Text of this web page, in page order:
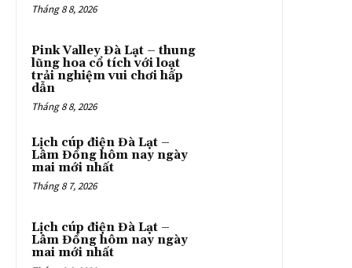
Tháng 8 8, 2026
Pink Valley Đà Lạt – thung
lũng hoa cổ tích với loạt
trải nghiệm vui chơi hấp
dẫn
Tháng 8 8, 2026
Lịch cúp điện Đà Lạt –
Lâm Đồng hôm nay ngày
mai mới nhất
Tháng 8 7, 2026
Lịch cúp điện Đà Lạt –
Lâm Đồng hôm nay ngày
mai mới nhất